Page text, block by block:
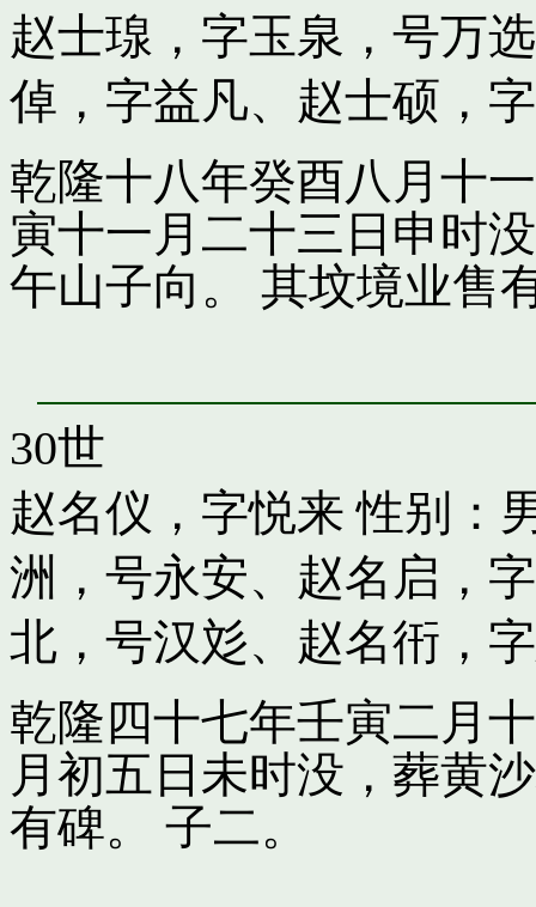
赵士瑔，字玉泉，号万选
倬，字益凡、 赵士硕，
乾隆十八年癸酉八月十
寅十一月二十三日申时
午山子向。 其坟境业售
30世
赵名仪，字悦来 性别：
洲，号永安、 赵名启，
北，号汉彣、 赵名衎，
乾隆四十七年壬寅二月
月初五日未时没，葬黄
有碑。 子二。